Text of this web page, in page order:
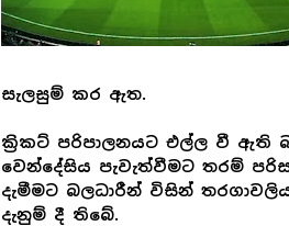
සැලසුම් කර ඇත.
ක්‍රිකට් පරිපාලනයට එල්ල වී ඇති
වෙන්දේසිය පැවැත්වීමට තරම්
දැමීමට බලධාරීන් විසින්
දැනුම් දී තිබේ.